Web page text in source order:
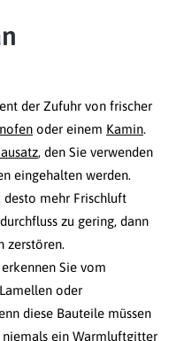
der Zufuhr von frischer
oder einem Kamin.
, den Sie verwenden
eingehalten werden.
desto mehr Frischluft
zu gering, dann
zerstören.
Sie vom
oder
diese Bauteile müssen
ein Warmluftgitter